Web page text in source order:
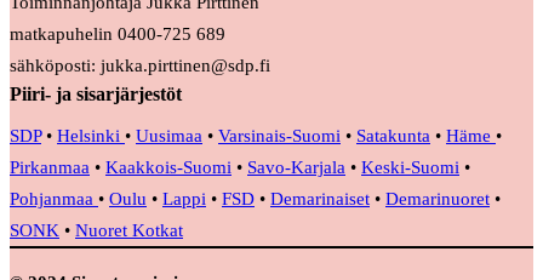
matkapuhelin 0400-725 689
sähköposti: jukka.pirttinen@sdp.fi
Piiri- ja sisarjärjestöt
SDP• Helsinki • Uusimaa • Varsinais-Suomi • Satakunta • Häme •
Pirkanmaa • Kaakkois-Suomi • Savo-Karjala • Keski-Suomi •
Pohjanmaa • Oulu • Lappi • FSD • Demarinaiset • Demarinuoret •
SONK • Nuoret Kotkat